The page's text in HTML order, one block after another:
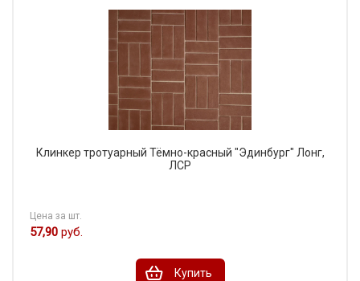
Клинкер тротуарный Тёмно-красный "Эдинбург" Лонг,
ЛСР
Цена за шт.
57,90 руб.
Купить